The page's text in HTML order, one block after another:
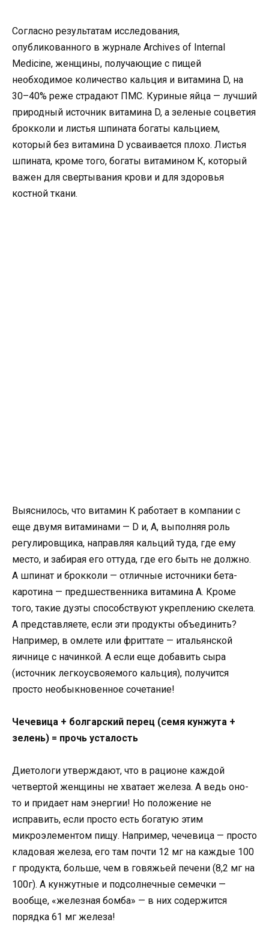
Согласно результатам исследования,
опубликованного в журнале Archives of Internal
Medicine, женщины, получающие с пищей
необходимое количество кальция и витамина D, на
30–40% реже страдают ПМС. Куриные яйца — лучший
природный источник витамина D, а зеленые соцветия
брокколи и листья шпината богаты кальцием,
который без витамина D усваивается плохо. Листья
шпината, кроме того, богаты витамином К, который
важен для свертывания крови и для здоровья
костной ткани.
Выяснилось, что витамин К работает в компании с
еще двумя витаминами — D и, А, выполняя роль
регулировщика, направляя кальций туда, где ему
место, и забирая его оттуда, где его быть не должно.
А шпинат и брокколи — отличные источники бета-
каротина — предшественника витамина А. Кроме
того, такие дуэты способствуют укреплению скелета.
А представляете, если эти продукты объединить?
Например, в омлете или фриттате — итальянской
яичнице с начинкой. А если еще добавить сыра
(источник легкоусвояемого кальция), получится
просто необыкновенное сочетание!
Чечевица + болгарский перец (семя кунжута +
зелень) = прочь усталость
Диетологи утверждают, что в рационе каждой
четвертой женщины не хватает железа. А ведь оно-
то и придает нам энергии! Но положение не
исправить, если просто есть богатую этим
микроэлементом пищу. Например, чечевица — просто
кладовая железа, его там почти 12 мг на каждые 100
г продукта, больше, чем в говяжьей печени (8,2 мг на
100г). А кунжутные и подсолнечные семечки —
вообще, «железная бомба» — в них содержится
порядка 61 мг железа!